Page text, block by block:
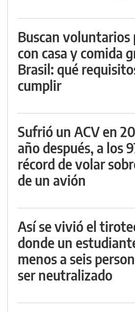
Buscan
con casa y comida
Brasil: qué
cumplir
Sufrió un ACV en
año después, a los
récord de volar
de un avión
Así se vivió el
donde un
menos a seis
ser neutralizado